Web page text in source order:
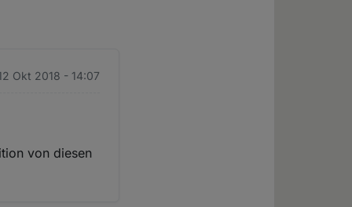
Okt 2018 - 14:07
von diesen